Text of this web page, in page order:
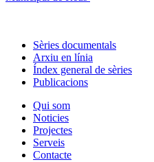
Sèries documentals
Arxiu en línia
Índex general de sèries
Publicacions
Qui som
Noticies
Projectes
Serveis
Contacte